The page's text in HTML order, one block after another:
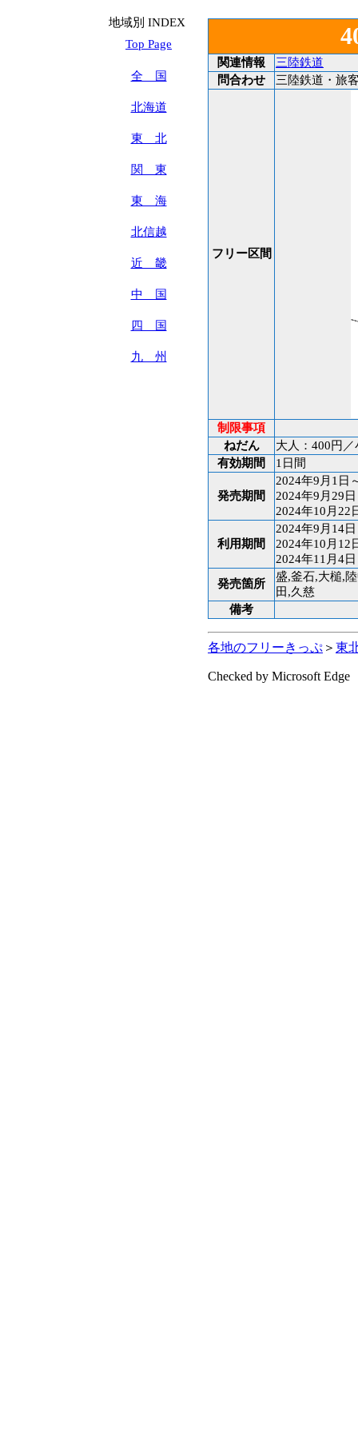
地域別 INDEX
Top Page
全 国
北海道
東 北
関 東
東 海
北信越
近 畿
中 国
四 国
九 州
関連情報
三陸鉄道
問合わせ
三陸鉄道・旅
フリー区間
制限事項
ねだん
大人：400円
有効期間
1日間
発売期間
2024年9月1日
2024年9月29
2024年10月22
利用期間
2024年9月14日
2024年10月12
2024年11月4日
発売箇所
盛,釜石,大槌,
田,久慈
備考
各地のフリーきっぷ ＞ 東
Checked by Microsoft Edge